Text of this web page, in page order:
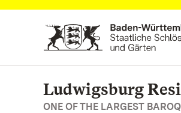
Navigate to main page
Ludwigsburg
ONE OF THE LARGEST